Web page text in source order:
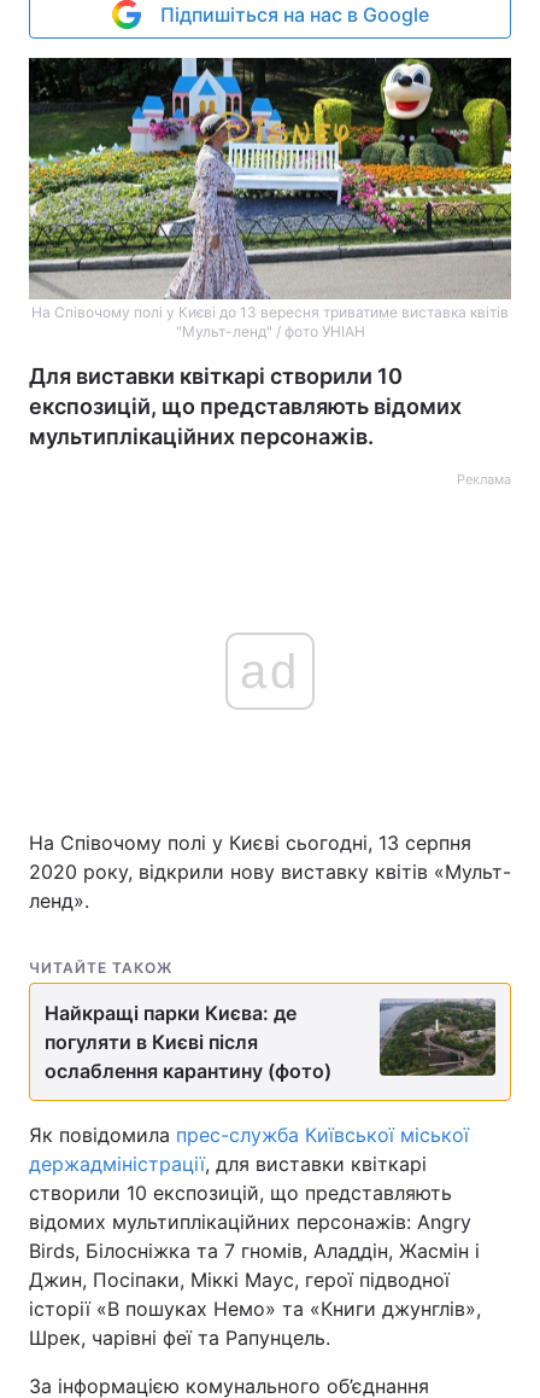
Підпишіться на нас в Google
На Співочому полі у Києві до 13 вересня триватиме виставка квітів
"Мульт-ленд" / фото УНІАН
Для виставки квіткарі створили 10
експозицій, що представляють відомих
мультиплікаційних персонажів.
Реклама
ad
На Співочому полі у Києві сьогодні, 13 серпня
2020 року, відкрили нову виставку квітів «Мульт-
ленд».
ЧИТАЙТЕ ТАКОЖ
Найкращі парки Києва: де
погуляти в Києві після
ослаблення карантину (фото)
Як повідомила прес-служба Київської міської
держадміністрації, для виставки квіткарі
створили 10 експозицій, що представляють
відомих мультиплікаційних персонажів: Angry
Birds, Білосніжка та 7 гномів, Аладдін, Жасмін і
Джин, Посіпаки, Міккі Маус, герої підводної
історії «В пошуках Немо» та «Книги джунглів»,
Шрек, чарівні феї та Рапунцель.
За інформацією комунального об’єднання